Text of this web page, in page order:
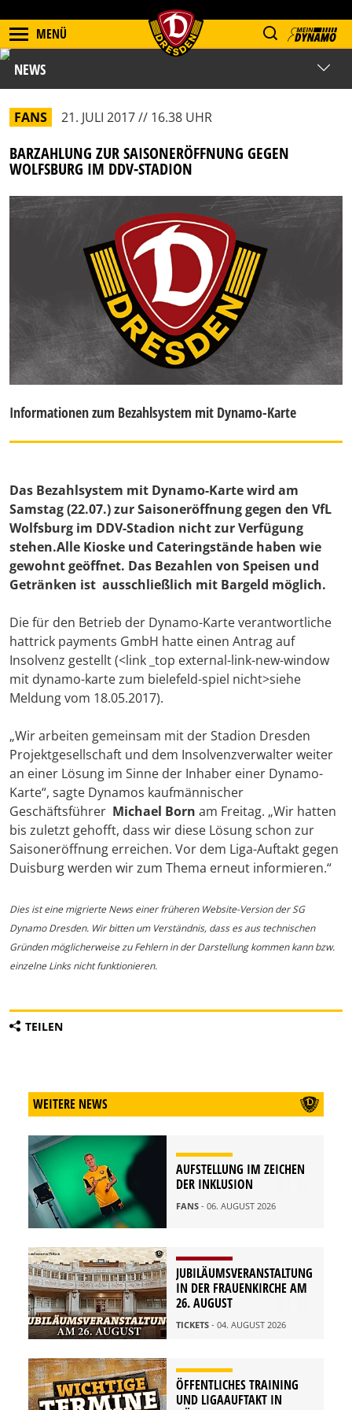
MENÜ
NEWS
FANS 21. JULI 2017 // 16.38 UHR
BARZAHLUNG ZUR SAISONERÖFFNUNG GEGEN
WOLFSBURG IM DDV-STADION
Informationen zum Bezahlsystem mit Dynamo-Karte
Das Bezahlsystem mit Dynamo-Karte wird am
Samstag (22.07.) zur Saisoneröffnung gegen den VfL
Wolfsburg im DDV-Stadion nicht zur Verfügung
stehen.Alle Kioske und Cateringstände haben wie
gewohnt geöffnet. Das Bezahlen von Speisen und
Getränken ist ausschließlich mit Bargeld möglich.
Die für den Betrieb der Dynamo-Karte verantwortliche
hattrick payments GmbH hatte einen Antrag auf
Insolvenz gestellt (<link _top external-link-new-window
mit dynamo-karte zum bielefeld-spiel nicht>siehe
Meldung vom 18.05.2017).
„Wir arbeiten gemeinsam mit der Stadion Dresden
Projektgesellschaft und dem Insolvenzverwalter weiter
an einer Lösung im Sinne der Inhaber einer Dynamo-
Karte“, sagte Dynamos kaufmännischer
Geschäftsführer Michael Born am Freitag. „Wir hatten
bis zuletzt gehofft, dass wir diese Lösung schon zur
Saisoneröffnung erreichen. Vor dem Liga-Auftakt gegen
Duisburg werden wir zum Thema erneut informieren.“
Dies ist eine migrierte News einer früheren Website-Version der SG
Dynamo Dresden. Wir bitten um Verständnis, dass es aus technischen
Gründen möglicherweise zu Fehlern in der Darstellung kommen kann bzw.
einzelne Links nicht funktionieren.
TEILEN
WEITERE NEWS
AUFSTELLUNG IM ZEICHEN
DER INKLUSION
FANS - 06. AUGUST 2026
JUBILÄUMSVERANSTALTUNG
IN DER FRAUENKIRCHE AM
26. AUGUST
TICKETS - 04. AUGUST 2026
ÖFFENTLICHES TRAINING
UND LIGAAUFTAKT IN